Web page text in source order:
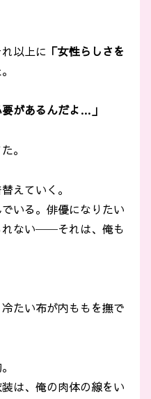
以上に 「女性らしさを
があるんだよ…」
。
えていく。
いる。俳優になりたい
れない──それは、俺も
たい布が内ももを撫で
は、俺の肉体の線をい